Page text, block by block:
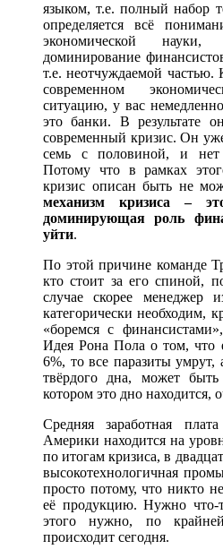
языком, т.е. полный набор
определяется всë
экономической
доминирование
т.е. неотчуждаемой частью.
современном
ситуацию, у вас
это банки. В результате
современный кризис. Он
семь с половиной, и нет
Потому что в рамках
кризис описан быть не
механизм кризиса –
доминирующая роль
уйти.
По этой причине команде
кто стоит за его спиной,
случае скорее менеджер
категорически необходим,
«боремся с
Идея Рона Пола о том, что
6%, то все паразиты умрут,
твëрдого дна, может
котором это дно находится,
Средняя заработная
Америки находится на
по итогам кризиса, в
высокотехнологичная
просто потому, что никто
еë продукцию. Нужно что-
этого нужно, по
происходит сегодня.